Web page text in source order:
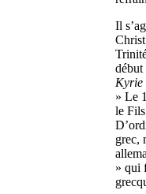
Il
Kyrie
» Le
le
grec,
» qui